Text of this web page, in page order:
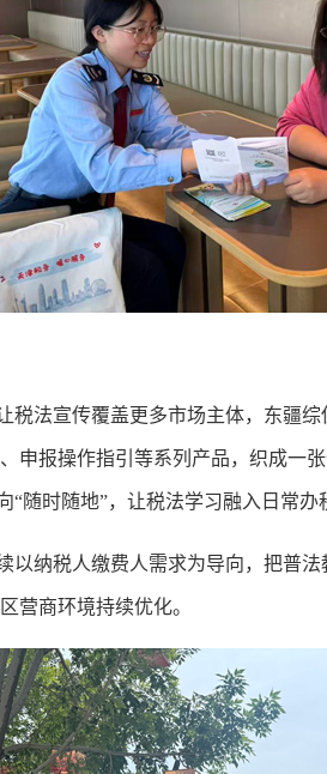
法宣传覆盖更多市场主体，东疆综
申报操作指引等系列产品，织成一
“随时随地”，让税法学习融入日常办
纳税人缴费人需求为导向，把普法
营商环境持续优化。